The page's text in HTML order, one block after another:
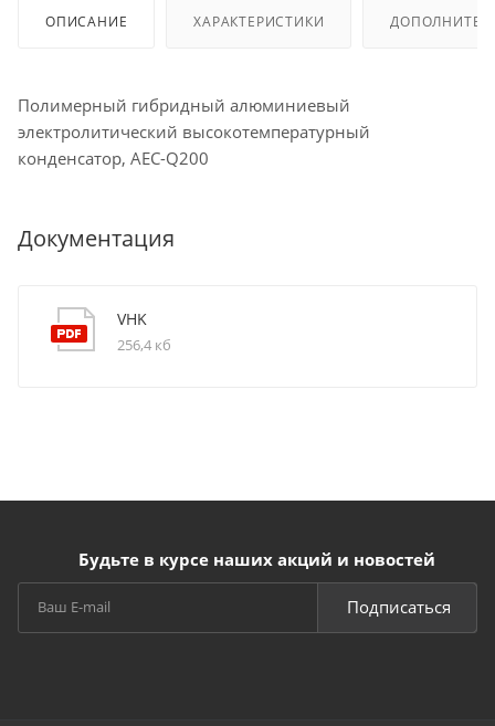
ОПИСАНИЕ ХАРАКТЕРИСТИКИ
Полимерный гибридный алюминиевый
электролитический высокотемпературный
конденсатор, AEC-Q200
Документация
VHK
256,4 кб
Будьте в курсе наших акций и новостей
Подписаться